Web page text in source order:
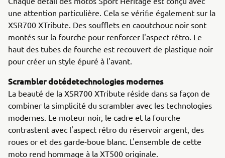
une attention particulière. Cela se vériﬁe également sur la
XSR700 XTribute. Des souﬄets en caoutchouc noir sont
montés sur la fourche pour renforcer l'aspect rétro. Le
haut des tubes de fourche est recouvert de plastique noir
pour créer un style épuré à l'avant.
Scrambler dotédetechnologies modernes
La beauté de la XSR700 XTribute réside dans sa façon de
combiner la simplicité du scrambler avec les technologies
modernes. Le moteur noir, le cadre et la fourche
contrastent avec l'aspect rétro du réservoir argent, des
roues or et des garde-boue blanc. L'ensemble de cette
moto rend hommage à la XT500 originale.